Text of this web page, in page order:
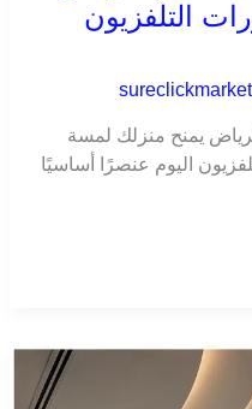
التلفزيون
يمنح منزلك لمسة
اليوم عنصرًا أساسيًا